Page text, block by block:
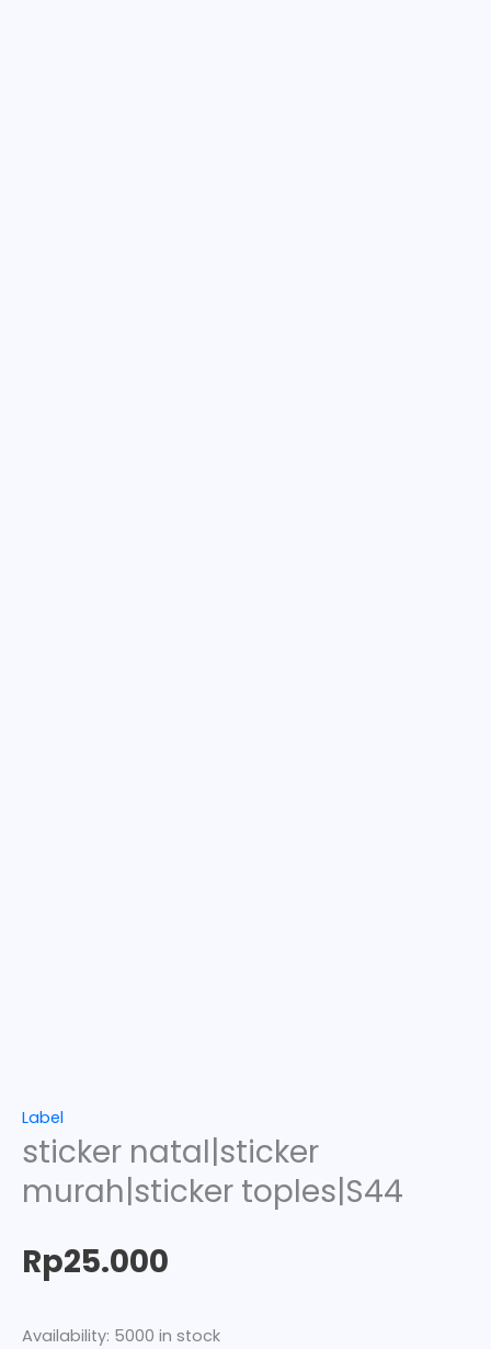
Label
sticker natal|sticker
murah|sticker toples|S44
Rp25.000
Availability: 5000 in stock